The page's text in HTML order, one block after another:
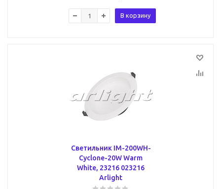
В корзину
Светильник IM-200WH-
Cyclone-20W Warm
White, 23216 023216
Arlight